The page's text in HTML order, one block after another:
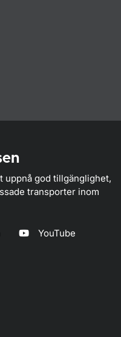
uppnå god tillgänglighet,
transporter inom
YouTube